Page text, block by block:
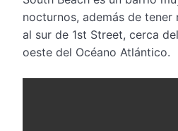
nocturnos, además de
al sur de 1st Street, cerca
oeste del Océano Atlántico.